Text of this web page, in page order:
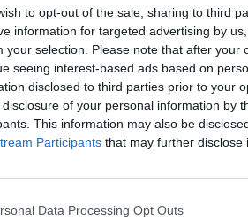
to opt-out of the sale, sharing to third
information for targeted advertising by
your selection. Please note that after your
seeing interest-based ads based on
disclosed to third parties prior to your
of your personal information by
This information may also be
Participants that may further disclose
Data Processing Opt Outs
a kašľaní.
)